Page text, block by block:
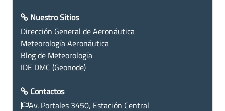
Nuestro Sitios
Dirección General de Aeronáutica
Meteorología Aeronáutica
Blog de Meteorología
IDE DMC (Geonode)
Contactos
Av. Portales 3450, Estación Central